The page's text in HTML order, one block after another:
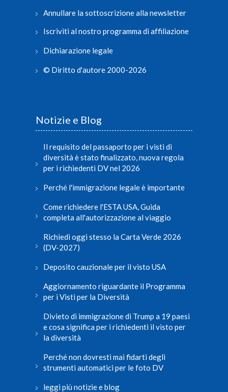
Annullare la sottoscrizione alla newsletter
Iscriviti al nostro programma di affiliazione
Dichiarazione legale
© Diritto d'autore 2000-2026
Notizie e Blog
Il requisito del passaporto per i visti di
diversità è stato finalizzato, nuova regola
per i richiedenti DV nel 2026
Perché l'immigrazione legale è importante
Come richiedere l'ESTA USA, Guida
completa all'autorizzazione al viaggio
Richiedi oggi stesso la Carta Verde 2026
(DV-2027)
Deposito cauzionale per il visto USA
Aggiornamento riguardante il Programma
per i Visti per la Diversità
Divieto di immigrazione di Trump a 19 paesi
e cosa significa per i richiedenti il visto per
la diversità
Perché non dovresti mai fidarti degli
strumenti automatici per le foto DV
leggi più notizie e blog